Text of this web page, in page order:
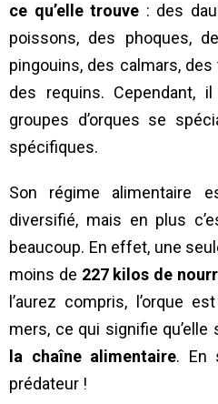
ce qu’elle trouve : des
poissons, des phoques,
pingouins, des calmars,
des requins. Cependant,
groupes d’orques se
spécifiques.
Son régime alimentaire
diversifié, mais en plus
beaucoup. En effet, une
moins de 227 kilos de
l’aurez compris, l’orque
mers, ce qui signifie qu’elle
la chaîne alimentaire. En
prédateur !